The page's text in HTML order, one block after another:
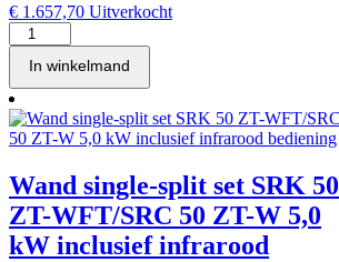
€ 1.657,70 Uitverkocht
Wand
single-
split
set
SRK
50
ZT-
50
ZT-
W
5,0
In winkelmand
Wand single-split set SRK 50
ZT-WFT/SRC 50 ZT-W 5,0
kW inclusief infrarood